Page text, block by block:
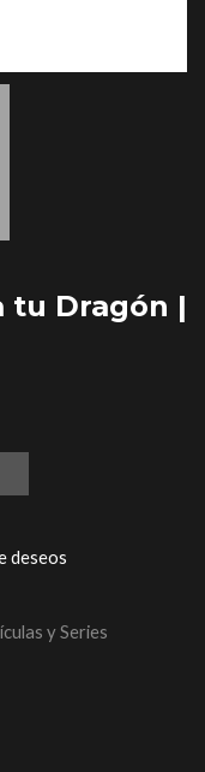
tu Dragón |
deseos
y Series